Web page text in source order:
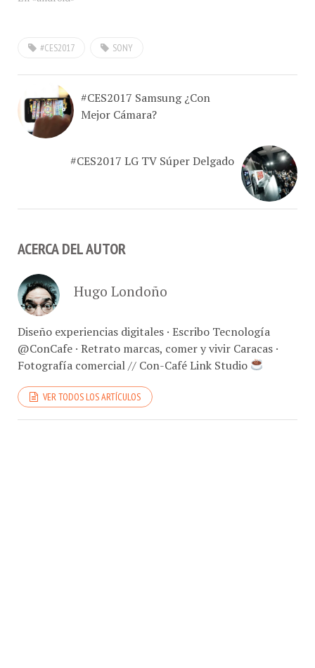
metro de bajo del agua, sin
Xperia Z y Xperia…
#CES2017 SONY
#CES2017 Samsung ¿Con
Mejor Cámara?
#CES2017 LG TV Súper Delgado
ACERCA DEL AUTOR
Hugo Londoño
Diseño experiencias digitales · Escribo Tecnología
@ConCafe · Retrato marcas, comer y vivir Caracas ·
Fotografía comercial // Con-Café Link Studio
VER TODOS LOS ARTÍCULOS